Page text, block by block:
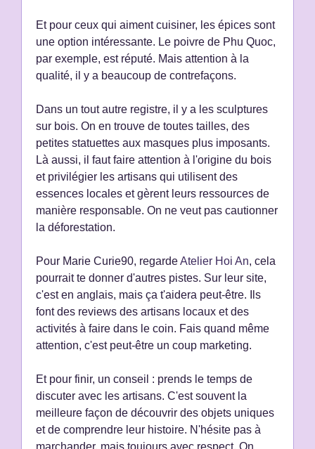
Et pour ceux qui aiment cuisiner, les épices sont
une option intéressante. Le poivre de Phu Quoc,
par exemple, est réputé. Mais attention à la
qualité, il y a beaucoup de contrefaçons.
Dans un tout autre registre, il y a les sculptures
sur bois. On en trouve de toutes tailles, des
petites statuettes aux masques plus imposants.
Là aussi, il faut faire attention à l'origine du bois
et privilégier les artisans qui utilisent des
essences locales et gèrent leurs ressources de
manière responsable. On ne veut pas cautionner
la déforestation.
Pour Marie Curie90, regardeAtelier Hoi An, cela
pourrait te donner d'autres pistes. Sur leur site,
c'est en anglais, mais ça t'aidera peut-être. Ils
font des reviews des artisans locaux et des
activités à faire dans le coin. Fais quand même
attention, c'est peut-être un coup marketing.
Et pour finir, un conseil : prends le temps de
discuter avec les artisans. C'est souvent la
meilleure façon de découvrir des objets uniques
et de comprendre leur histoire. N'hésite pas à
marchander, mais toujours avec respect. On